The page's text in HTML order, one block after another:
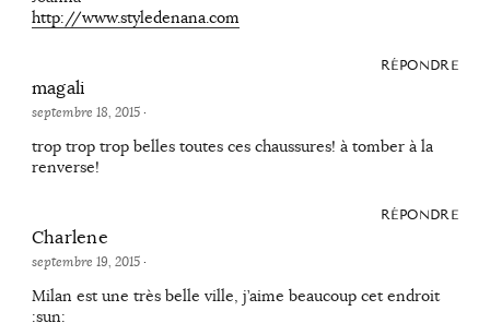
http://www.styledenana.com
RÉPONDRE
magali
septembre 18, 2015·
trop trop trop belles toutes ces chaussures! à tomber à la
renverse!
RÉPONDRE
Charlene
septembre 19, 2015·
Milan est une très belle ville, j’aime beaucoup cet endroit
:sun: